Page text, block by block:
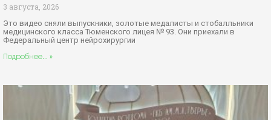
3 августа, 2026
Это видео сняли выпускники, золотые медалисты и стобалльники
медицинского класса Тюменского лицея № 93. Они приехали в
Федеральный центр нейрохирургии
Подробнее... »